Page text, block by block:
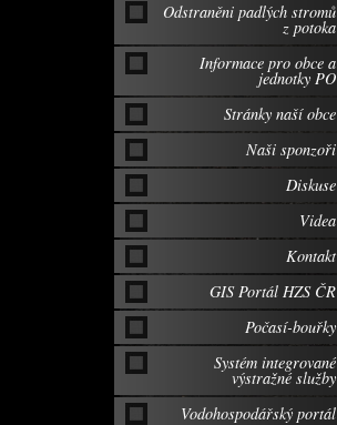
Odstraněni padlých stromů
z potoka
Informace pro obce a
jednotky PO
Stránky naší obce
Naši sponzoři
Diskuse
Videa
Kontakt
GIS Portál HZS ČR
Počasí-bouřky
Systém integrované
výstražné služby
Vodohospodářský portál